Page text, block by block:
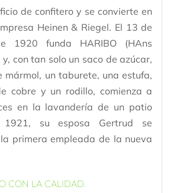
de confitero y se convierte en
Heinen & Riegel. El 13 de
1920 funda HARIBO (HAns
y, con tan solo un saco de azúcar,
mármol, un taburete, una estufa,
cobre y un rodillo, comienza a
en la lavandería de un patio
1921, su esposa Gertrud se
primera empleada de la nueva​
CON LA CALIDAD.